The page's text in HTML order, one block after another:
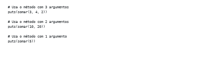
# Usa o método com 3 argumentos
puts(somar(3, 4, 2))
# Usa o método com 2 argumentos
puts(somar(10, 20))
# Usa o método com 1 argumento